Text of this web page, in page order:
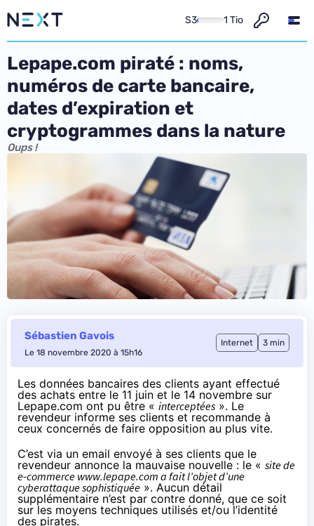
S3 1 Tio
Lepape.com piraté : noms,
numéros de carte bancaire,
dates d’expiration et
cryptogrammes dans la nature
Oups !
Sébastien Gavois
Le 18 novembre 2020 à 15h16
Internet 3 min
Les données bancaires des clients ayant effectué
des achats entre le 11 juin et le 14 novembre sur
Lepape.com ont pu être « interceptées ». Le
revendeur informe ses clients et recommande à
ceux concernés de faire opposition au plus vite.
C’est via un email envoyé à ses clients que le
revendeur annonce la mauvaise nouvelle : le « site de
e-commerce www.lepape.com a fait l’objet d’une
cyberattaque sophistiquée ». Aucun détail
supplémentaire n’est par contre donné, que ce soit
sur les moyens techniques utilisés et/ou l’identité
des pirates.